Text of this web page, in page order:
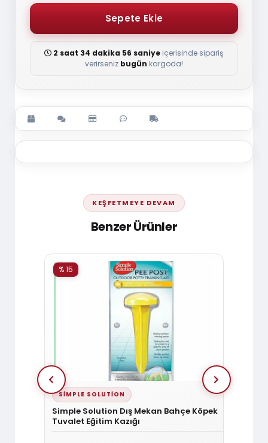
2 saat 34 dakika 55 saniye içerisinde sipariş
verirseniz bugün kargoda!
KEŞFETMEYE DEVAM
Benzer Ürünler
SIMPLE SOLUTION
Simple Solution Dış Mekan Bahçe Köpek
Tuvalet Eğitim Kazığı
% 15